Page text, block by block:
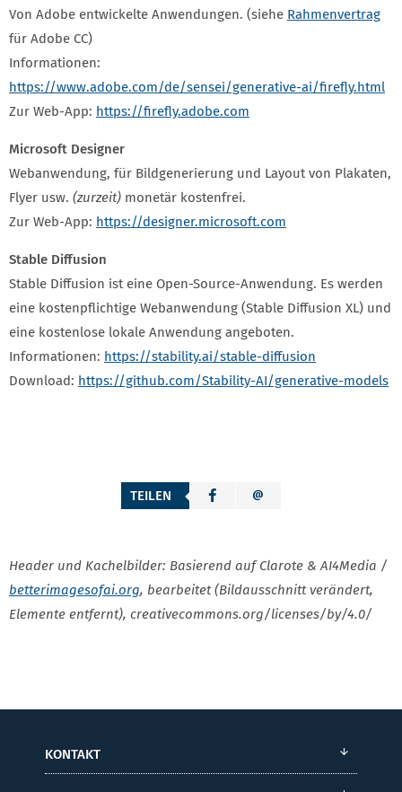
Von Adobe entwickelte Anwendungen. (siehe Rahmenvertrag
für Adobe CC)
Informationen:
https://www.adobe.com/de/sensei/generative-ai/firefly.html
Zur Web-App: https://firefly.adobe.com
Microsoft Designer
Webanwendung, für Bildgenerierung und Layout von Plakaten,
Flyer usw. (zurzeit) monetär kostenfrei.
Zur Web-App: https://designer.microsoft.com
Stable Diffusion
Stable Diffusion ist eine Open-Source-Anwendung. Es werden
eine kostenpflichtige Webanwendung (Stable Diffusion XL) und
eine kostenlose lokale Anwendung angeboten.
Informationen: https://stability.ai/stable-diffusion
Download: https://github.com/Stability-AI/generative-models
TEILEN
Header und Kachelbilder: Basierend auf Clarote & AI4Media /
betterimagesofai.org, bearbeitet (Bildausschnitt verändert,
Elemente entfernt), creativecommons.org/licenses/by/4.0/
KONTAKT